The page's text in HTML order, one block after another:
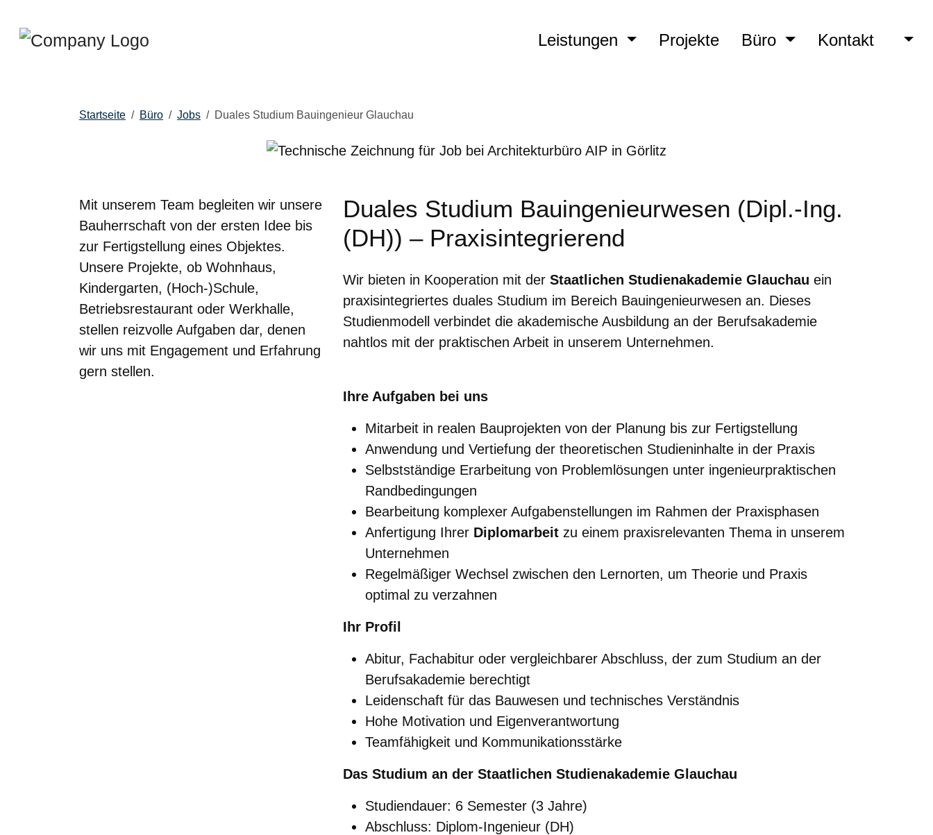
Leistungen Projekte Büro Kontakt
Startseite Büro Jobs Duales Studium Bauingenieur Glauchau
Mit unserem Team begleiten wir unsere
Bauherrschaft von der ersten Idee bis
zur Fertigstellung eines Objektes.
Unsere Projekte, ob Wohnhaus,
Kindergarten, (Hoch-)Schule,
Betriebsrestaurant oder Werkhalle,
stellen reizvolle Aufgaben dar, denen
wir uns mit Engagement und Erfahrung
gern stellen.
Duales Studium Bauingenieurwesen (Dipl.-Ing.
(DH)) – Praxisintegrierend
Wir bieten in Kooperation mit der Staatlichen Studienakademie Glauchau ein
praxisintegriertes duales Studium im Bereich Bauingenieurwesen an. Dieses
Studienmodell verbindet die akademische Ausbildung an der Berufsakademie
nahtlos mit der praktischen Arbeit in unserem Unternehmen.
Ihre Aufgaben bei uns
Mitarbeit in realen Bauprojekten von der Planung bis zur Fertigstellung
Anwendung und Vertiefung der theoretischen Studieninhalte in der Praxis
Selbstständige Erarbeitung von Problemlösungen unter ingenieurpraktischen
Randbedingungen
Bearbeitung komplexer Aufgabenstellungen im Rahmen der Praxisphasen
Anfertigung Ihrer Diplomarbeit zu einem praxisrelevanten Thema in unserem
Unternehmen
Regelmäßiger Wechsel zwischen den Lernorten, um Theorie und Praxis
optimal zu verzahnen
Ihr Profil
Abitur, Fachabitur oder vergleichbarer Abschluss, der zum Studium an der
Berufsakademie berechtigt
Leidenschaft für das Bauwesen und technisches Verständnis
Hohe Motivation und Eigenverantwortung
Teamfähigkeit und Kommunikationsstärke
Das Studium an der Staatlichen Studienakademie Glauchau
Studiendauer: 6 Semester (3 Jahre)
Abschluss: Diplom-Ingenieur (DH)